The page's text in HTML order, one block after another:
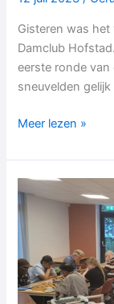
Gisteren was
Damclub
eerste ronde van
sneuvelden gelijk
Verrassingen
eerste
bekerronde
Meer lezen »